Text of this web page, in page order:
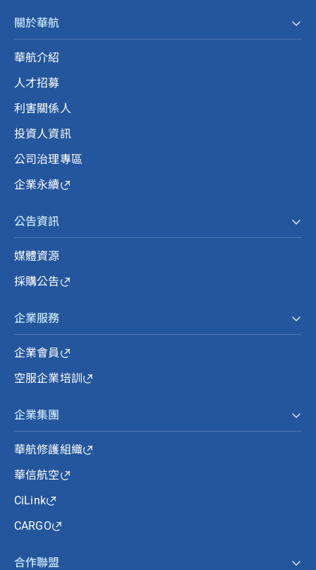
關於華航
華航介紹
人才招募
利害關係人
投資人資訊
公司治理專區
企業永續
公告資訊
媒體資源
採購公告
企業服務
企業會員
空服企業培訓
企業集團
華航修護組織
華信航空
CiLink
CARGO
合作聯盟